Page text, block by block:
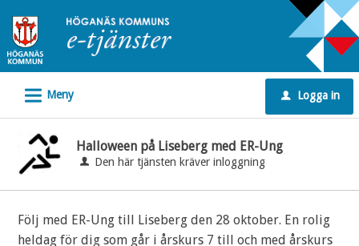
till
e-
tjänster
Höganäs
kommun
L Meny u Logga in
Halloween på Liseberg med ER-Ung
Den här tjänsten kräver inloggning
Följ med ER-Ung till Liseberg den 28 oktober. En rolig
heldag för dig som går i årskurs 7 till och med årskurs